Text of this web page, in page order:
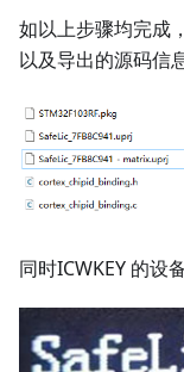
如以上步骤均完成
以及导出的源码信
同时ICWKEY 的设